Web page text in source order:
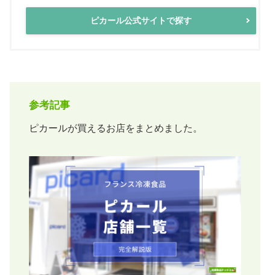
ピカール公式サイトで探す
参考記事
ピカールが買えるお店をまとめました。